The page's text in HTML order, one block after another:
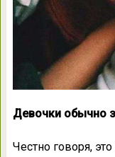
Девочки обычно
Честно говоря,